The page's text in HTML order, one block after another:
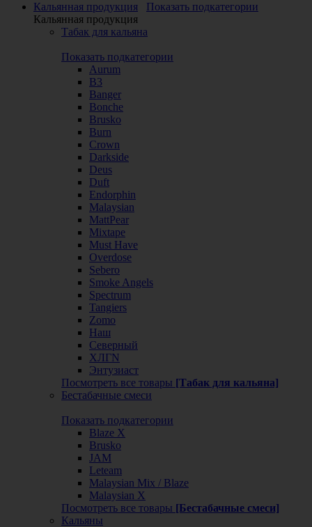
Кальянная продукция
Показать подкатегории
Кальянная продукция
Табак для кальяна
Показать подкатегории
Aurum
B3
Banger
Bonche
Brusko
Burn
Crown
Darkside
Deus
Duft
Endorphin
Malaysian
MattPear
Mixtape
Must Have
Overdose
Sebero
Smoke Angels
Spectrum
Tangiers
Zomo
Наш
Северный
ХЛГN
Энтузиаст
Посмотреть все товары [Табак для кальяна]
Бестабачные смеси
Показать подкатегории
Blaze X
Brusko
JAM
Leteam
Malaysian Mix / Blaze
Malaysian X
Посмотреть все товары [Бестабачные смеси]
Кальяны